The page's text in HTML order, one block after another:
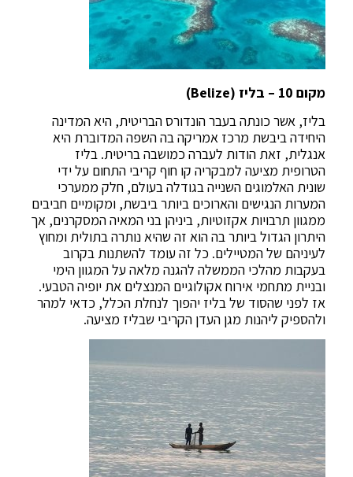
מקום 10 – בליז (Belize)
בליז, אשר כונתה בעבר הונדורס הבריטית, היא המדינה
היחידה ביבשת מרכז אמריקה בה השפה המדוברת היא
אנגלית, זאת הודות לעברה כמושבה בריטית. בליז
הטרופית מציעה למבקריה קו חוף קריבי התחום על ידי
שונית האלמוגים השנייה בגודלה בעולם, חלק ממערכי
המערות הנגישים והארוכים ביותר ביבשת, ומקומיים חביבים
ממגוון תרבויות אקזוטיות, ביניהן בני המאיה המסקרנים, אך
היתרון הגדול ביותר בה הוא זה שהיא נותרה בתולית ומחוץ
לעיניהם של המטיילים. כל זה עומד להשתנות בקרוב
בעקבות מהלכי הממשלה להגנה מלאה על המגוון הימי
ובניית מתחמי אירוח אקולוגיים המנצלים את יופיה הטבעי.
אז לפני שהסוד של בליז יהפוך לנחלת הכלל, כדאי למהר
ולהספיק ליהנות מגן העדן הקריבי שבליז מציעה.